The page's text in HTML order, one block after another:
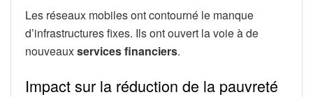
Les réseaux mobiles ont contourné le manque
d’infrastructures fixes. Ils ont ouvert la voie à de
nouveauxservices financiers.
Impact sur la réduction de la pauvreté